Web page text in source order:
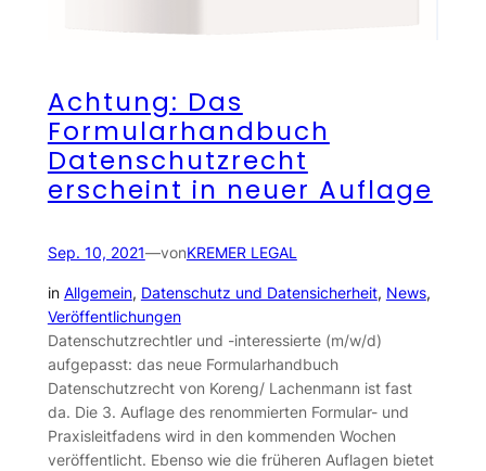
Achtung: Das
Formularhandbuch
Datenschutzrecht
erscheint in neuer Auflage
Sep. 10, 2021—vonKREMER LEGAL
in Allgemein, Datenschutz und Datensicherheit, News
Veröffentlichungen
Datenschutzrechtler und -interessierte (m/w/d)
aufgepasst: das neue Formularhandbuch
Datenschutzrecht von Koreng/ Lachenmann ist fast
da. Die 3. Auflage des renommierten Formular- und
Praxisleitfadens wird in den kommenden Wochen
veröffentlicht. Ebenso wie die früheren Auflagen bietet